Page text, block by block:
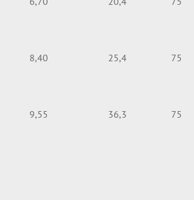
8,40 25,4 75
9,55 36,3 75